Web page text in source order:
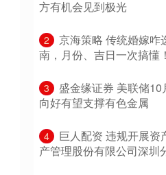
方有机会见到极光
2
京海策略 传统婚嫁咋
南，月份、吉日一次搞懂！
3
盛金缘证券 美联储
向好有望支撑有色金属
4
巨人配资 违规开展资
产管理股份有限公司深圳